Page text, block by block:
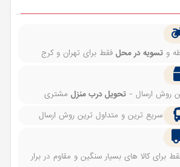
وتسویه در محل فقط برای تهران و کرج
روش ارسال -تحویل درب منزل مشتری
سریع ترین و متداول ترین روش ارسال
برای کالا های بسیار سنگین و مقاوم در برار